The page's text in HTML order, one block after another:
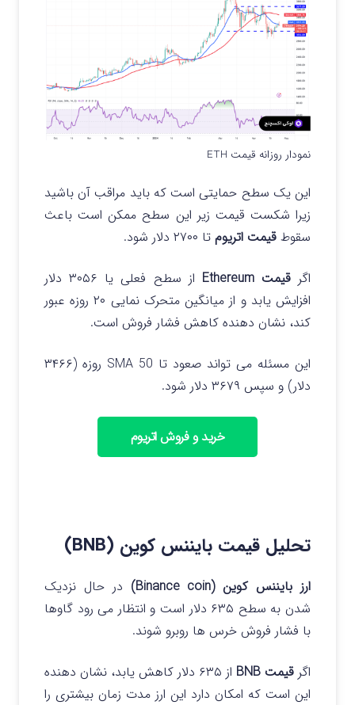
نمودار روزانه قیمت ETH
این یک سطح حمایتی است که باید مراقب آن باشید
زیرا شکست قیمت زیر این سطح ممکن است باعث
سقوط قیمت اتریوم تا ۲۷۰۰ دلار شود.
اگرقیمت Ethereum
از سطح فعلی یا ۳۰۵۶ دلار
افزایش یابد و از میانگین متحرک نمایی ۲۰ روزه عبور
کند، نشان دهنده کاهش فشار فروش است.
این مسئله می تواند صعود تا SMA 50 روزه (۳۴۶۶
دلار) و سپس ۳۶۷۹ دلار شود.
خرید و فروش اتریوم
تحلیل قیمت بایننس کوین (BNB)
ارز بایننس کوین (Binance coin)
در حال نزدیک
شدن به سطح ۶۳۵ دلار است و انتظار می رود گاوها
با فشار فروش خرس ها روبرو شوند.
اگر قیمت BNB
از ۶۳۵ دلار کاهش یابد، نشان دهنده
این است که امکان دارد این ارز مدت زمان بیشتری را